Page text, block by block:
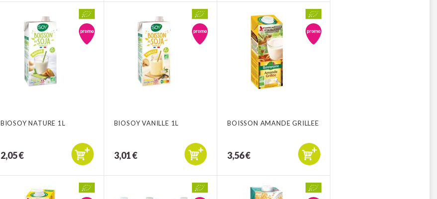
BIOSOY NATURE 1L
2,05 €
BIOSOY VANILLE 1L
3,01 €
BOISSON AMANDE GRILLEE
3,56 €